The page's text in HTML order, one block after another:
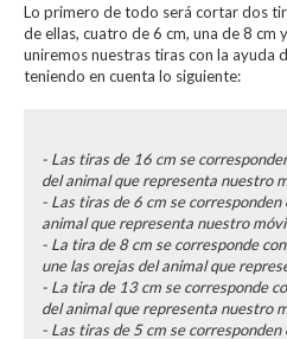
Lo primero de todo será cortar dos
de ellas, cuatro de 6 cm, una de 8 cm
uniremos nuestras tiras con la ayuda
teniendo en cuenta lo siguiente:
- Las tiras de 16 cm se
del animal que representa nuestro
- Las tiras de 6 cm se corresponden
animal que representa nuestro
- La tira de 8 cm se corresponde
une las orejas del animal que
- La tira de 13 cm se corresponde
del animal que representa nuestro
- Las tiras de 5 cm se